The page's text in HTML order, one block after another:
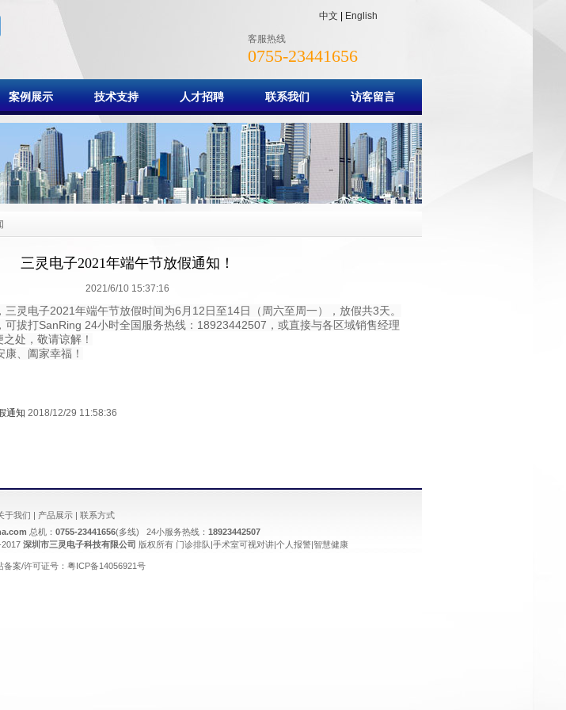
中文 English
客服热线
0755-23441656
案例展示 技术支持 人才招聘 联系我们 访客留言
三灵电子2021年端午节放假通知！
2021/6/10 15:37:16
灵电子2021年端午节放假时间为6月12日至14日（周六至周一），放假共3天。
拔打SanRing 24小时全国服务热线：18923442507，或直接与各区域销售经理
处，敬请谅解！
、阖家幸福！
通知 2018/12/29 11:58:36
于我们 | 产品展示| 联系方式
总机： 0755-23441656(多线) 24小服务热线： 18923442507
深圳市三灵电子科技有限公司 版权所有 门诊排队 |手术室可视对讲|个人报警|智慧健康
案/许可证号： 粤ICP备14056921号